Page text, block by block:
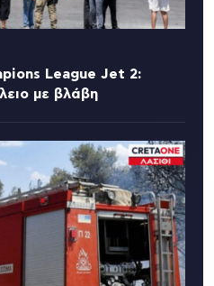
League Jet 2:
με βλάβη